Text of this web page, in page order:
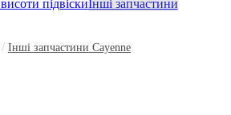
підвіскиІнші запчастини
/ Інші запчастини Cayenne